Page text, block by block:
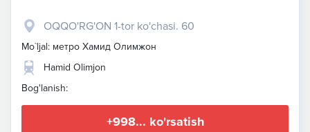
OQQO'RG'ON 1-tor ko'chasi. 60
Mo`ljal: метро Хамид Олимжон
Hamid Olimjon
Bog'lanish:
+998... ko'rsatish